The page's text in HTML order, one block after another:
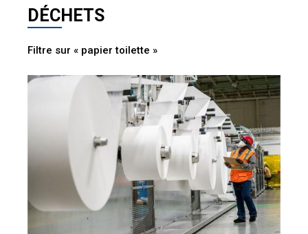
DÉCHETS
Filtre sur « papier toilette »